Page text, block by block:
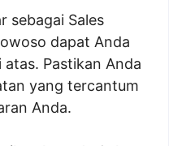
sebagai Sales
dapat Anda
Pastikan Anda
yang tercantum
Anda.